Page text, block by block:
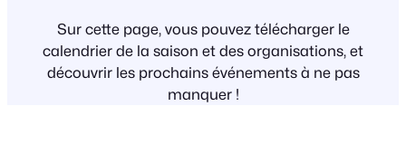
Sur cette page, vous pouvez télécharger le
calendrier de la saison et des organisations, et
découvrir les prochains événements à ne pas
manquer !